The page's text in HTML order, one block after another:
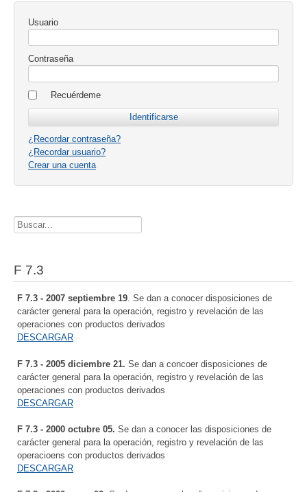
Usuario
Contraseña
Recuérdeme
¿Recordar contraseña?
¿Recordar usuario?
Crear una cuenta
Buscador
F 7.3
F 7.3 - 2007 septiembre 19. Se dan a conocer disposiciones de
carácter general para la operación, registro y revelación de las
operaciones con productos derivados
DESCARGAR
F 7.3 - 2005 diciembre 21. Se dan a concoer disposiciones de
carácter general para la operación, registro y revelación de las
operaciones con productos derivados
DESCARGAR
F 7.3 - 2000 octubre 05. Se dan a conocer las disposiciones de
carácter general para la operación, registro y revelación de las
operacioens con productos derivados
DESCARGAR